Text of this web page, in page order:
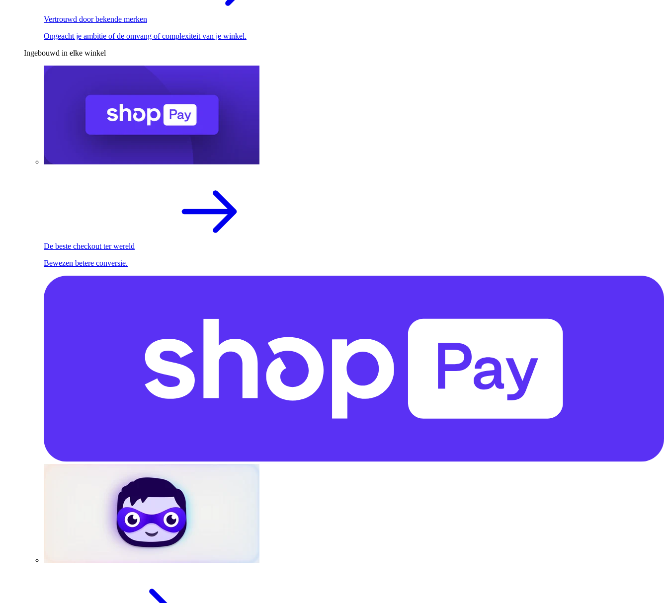
Vertrouwd door bekende merken
Ongeacht je ambitie of de omvang of complexiteit van je winkel.
Ingebouwd in elke winkel
De beste checkout ter wereld
Bewezen betere conversie.